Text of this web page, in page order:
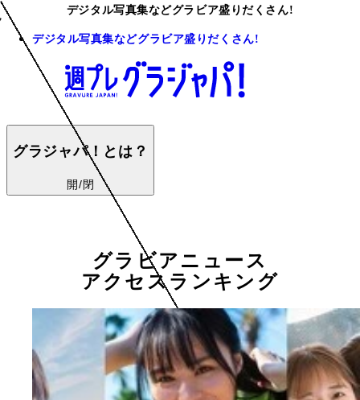
デジタル写真集などグラビア盛りだくさん!
デジタル写真集などグラビア盛りだくさん!
グラジャパ！とは？
開/閉
グラビアニュース
アクセスランキング